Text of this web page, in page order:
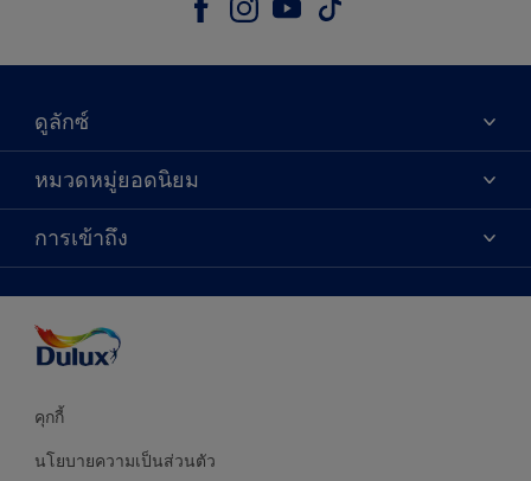
ดูลักซ์
เกี่ยวกับดูลักซ์
ติดต่อเรา
ค้นหาร้านค้า
หมวดหมู่ยอดนิยม
ผลิตภัณฑ์
ไอเดียการตกแต่ง
คำแนะนำจากผู้เชี่ยวชาญ
บริการออกแบบสี
การเข้าถึง
คุกกี้
นโยบายความเป็นส่วนตัว